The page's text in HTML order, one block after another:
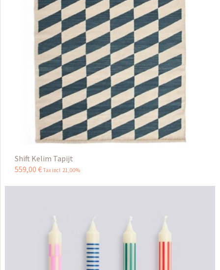
Shift Kelim Tapijt
559,00 € Tax incl 21,00%